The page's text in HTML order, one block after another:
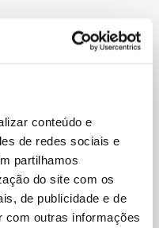
conteúdo e
de redes sociais e
partilhamos
do site com os
de publicidade e de
com outras informações
acordo com os
integrar.